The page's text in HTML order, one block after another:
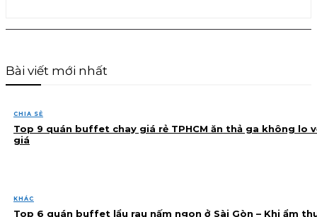
Bài viết mới nhất
CHIA SẺ
Top 9 quán buffet chay giá rẻ TPHCM ăn thả ga không lo
giá
KHÁC
Top 6 quán buffet lẩu rau nấm ngon ở Sài Gòn – Khi ẩm